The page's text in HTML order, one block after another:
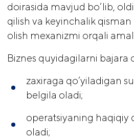
doirasida mavjud bo‘lib,
qilish va keyinchalik
olish mexanizmi orqali
Biznes quyidagilarni bajara
zaxiraga qo‘yiladigan
belgila oladi;
operatsiyaning haqiqiy
oladi;